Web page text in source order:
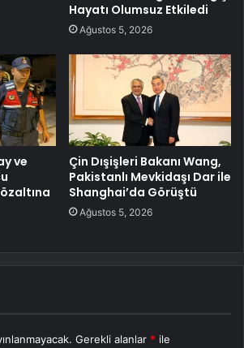
Hayatı Olumsuz Etkiledi
Ağustos 5, 2026
ve
Çin Dışişleri Bakanı Wang,
Pakistanlı Mevkidaşı Dar ile
Shanghai’da Görüştü
Ağustos 5, 2026
Gerekli alanlar * ile